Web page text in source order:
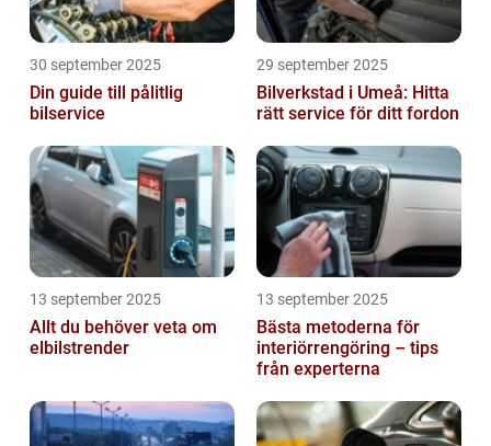
30 september 2025
Din guide till pålitlig
bilservice
29 september 2025
Bilverkstad i Umeå: Hitta
rätt service för ditt fordon
13 september 2025
Allt du behöver veta om
elbilstrender
13 september 2025
Bästa metoderna för
interiörrengöring – tips
från experterna